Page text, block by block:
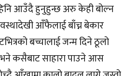
आउँदै हुनुहुन्छ अरु केही बोल्न
आँफैलाई बाँच्न बेकार
बच्चालाई जन्म दिने ठूलो
कसैबाट साहारा पाउने आस